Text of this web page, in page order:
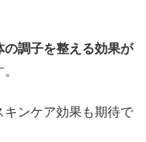
の調子を整える効果が
キンケア効果も期待で